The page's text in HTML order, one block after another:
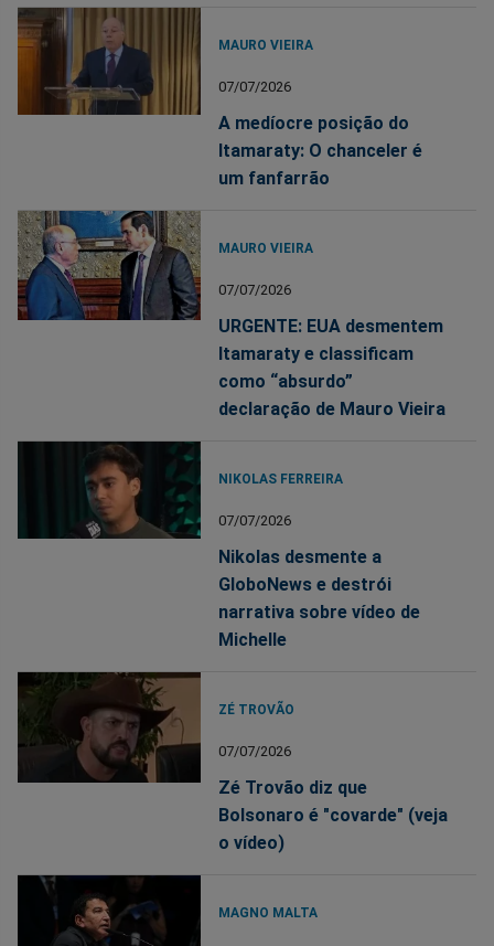
MAURO VIEIRA
07/07/2026
A medíocre posição do
Itamaraty: O chanceler é
um fanfarrão
MAURO VIEIRA
07/07/2026
URGENTE: EUA desmentem
Itamaraty e classificam
como “absurdo”
declaração de Mauro Vieira
NIKOLAS FERREIRA
07/07/2026
Nikolas desmente a
GloboNews e destrói
narrativa sobre vídeo de
Michelle
ZÉ TROVÃO
07/07/2026
Zé Trovão diz que
Bolsonaro é "covarde" (veja
o vídeo)
MAGNO MALTA